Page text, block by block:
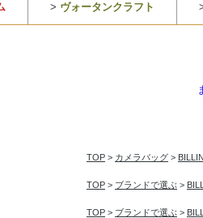
> ヴォータンクラフト
TOP > カメラバッグ >
TOP > ブランドで選ぶ >
TOP > ブランドで選ぶ >